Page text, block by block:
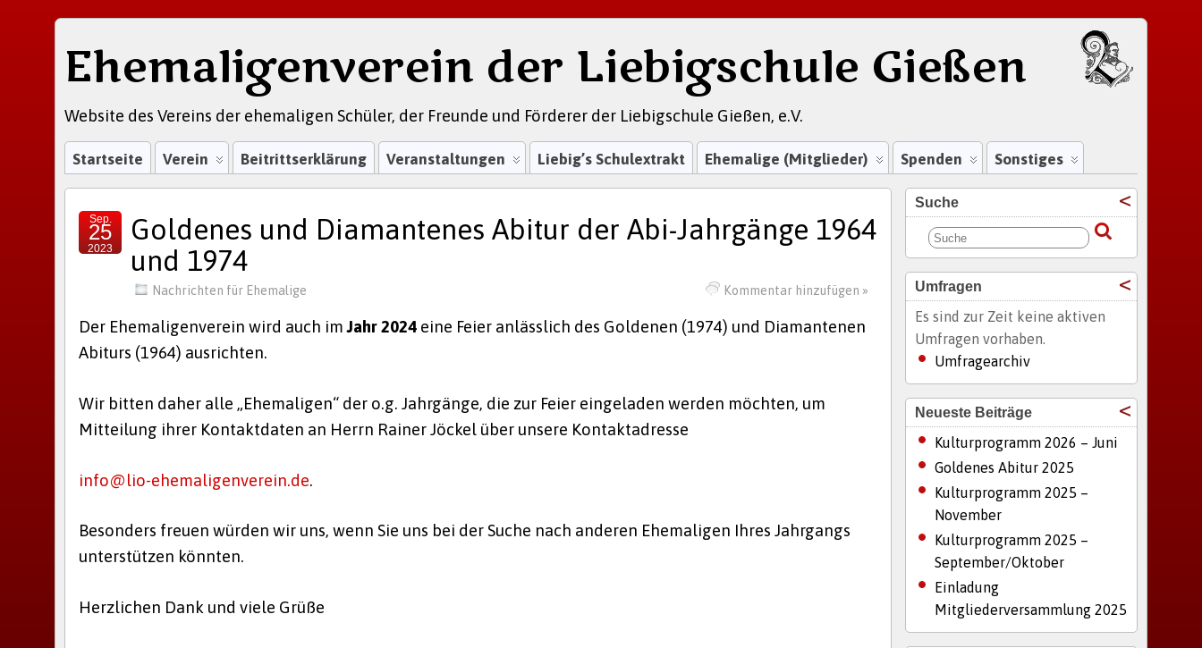
Ehemaligenverein der Liebigschule Gießen
Website des Vereins der ehemaligen Schüler, der Freunde und Förderer der Liebigschule Gießen, e.V.
Startseite Verein Beitrittserklärung Veranstaltungen Liebig’s Schulextrakt Ehemalige (Mitglieder) Spenden Sonstiges
Goldenes und Diamantenes Abitur der Abi-Jahrgänge 1964
und 1974
Nachrichten für Ehemalige Kommentar hinzufügen »
Sep.
25
2023
Der Ehemaligenverein wird auch imJahr 2024 eine Feier anlässlich des Goldenen (1974) und Diamantenen
Abiturs (1964) ausrichten.
Wir bitten daher alle „Ehemaligen“ der o.g. Jahrgänge, die zur Feier eingeladen werden möchten, um
Mitteilung ihrer Kontaktdaten an Herrn Rainer Jöckel über unsere Kontaktadresse
info@lio-ehemaligenverein.de.
Besonders freuen würden wir uns, wenn Sie uns bei der Suche nach anderen Ehemaligen Ihres Jahrgangs
unterstützen könnten.
Herzlichen Dank und viele Grüße
Suche
Umfragen
Es sind zur Zeit keine aktiven
Umfragen vorhaben.
Umfragearchiv
Neueste Beiträge
Kulturprogramm 2026 – Juni
Goldenes Abitur 2025
Kulturprogramm 2025 –
November
Kulturprogramm 2025 –
September/Oktober
Einladung
Mitgliederversammlung 2025